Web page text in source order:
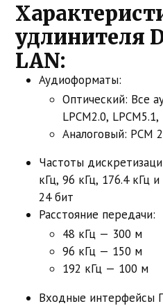
удлинителя
LAN:
Аудиоформаты:
Оптический: Все
LPCM2.0,
Аналоговый: PCM
Частоты
кГц, 96 кГц, 176.4 кГц
24 бит
Расстояние передачи:
48 кГц — 300 м
96 кГц — 150 м
192 кГц — 100 м
Входные интерфейсы